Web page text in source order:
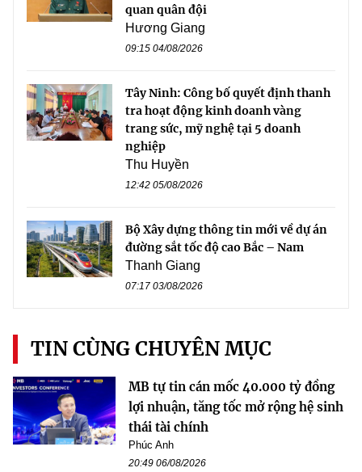
quan quân đội
Hương Giang
09:15 04/08/2026
Tây Ninh: Công bố quyết định thanh
tra hoạt động kinh doanh vàng
trang sức, mỹ nghệ tại 5 doanh
nghiệp
Thu Huyền
12:42 05/08/2026
Bộ Xây dựng thông tin mới về dự án
đường sắt tốc độ cao Bắc – Nam
Thanh Giang
07:17 03/08/2026
TIN CÙNG CHUYÊN MỤC
MB tự tin cán mốc 40.000 tỷ đồng
lợi nhuận, tăng tốc mở rộng hệ sinh
thái tài chính
Phúc Anh
20:49 06/08/2026